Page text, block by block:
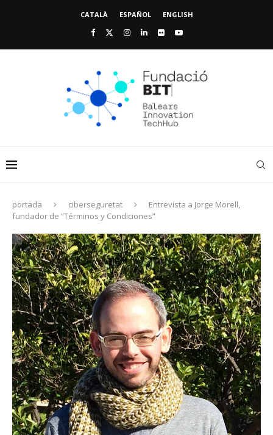
CATALÀ ESPAÑOL ENGLISH
portada ciberseguretat
Entrevista a Jorge Morell,
fundador de “Términos y Condiciones”